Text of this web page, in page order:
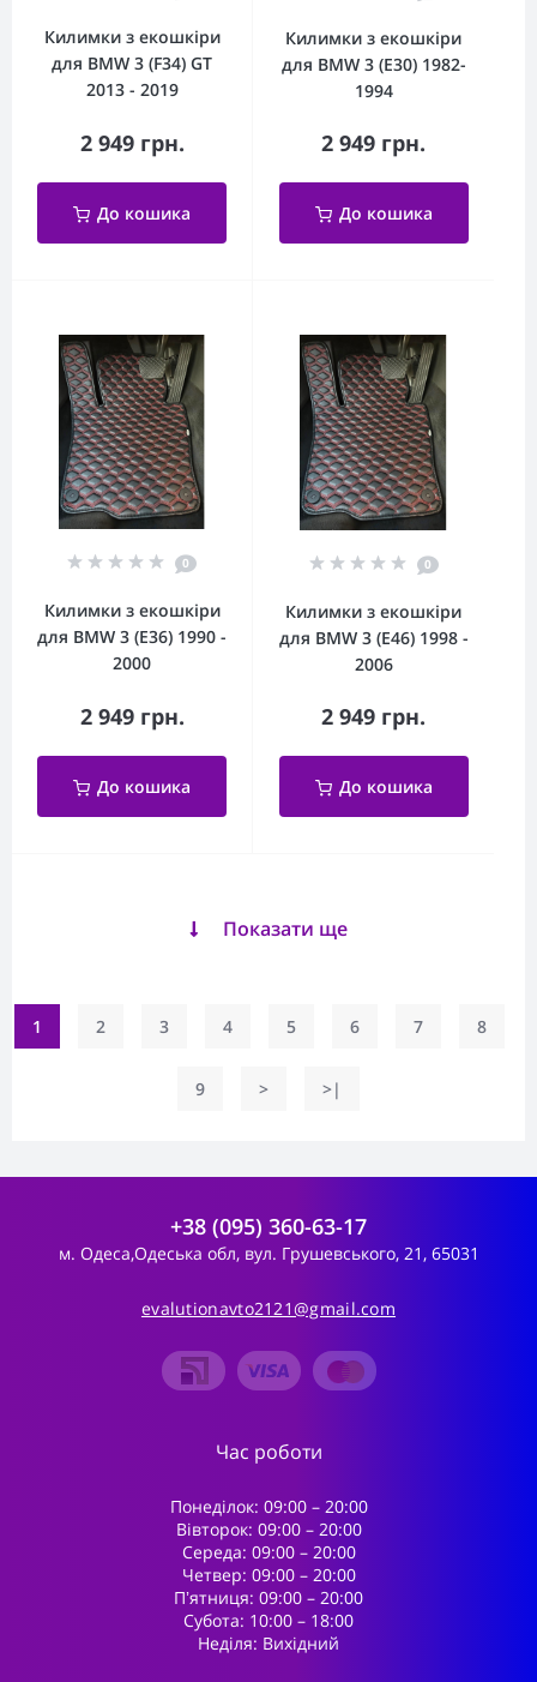
Килимки з екошкіри
для BMW 3 (F34) GT
2013 - 2019
2 949 грн.
До кошика
Килимки з екошкіри
для BMW 3 (Е30) 1982-
1994
2 949 грн.
До кошика
0
Килимки з екошкіри
для BMW 3 (Е36) 1990 -
2000
2 949 грн.
До кошика
0
Килимки з екошкіри
для BMW 3 (Е46) 1998 -
2006
2 949 грн.
До кошика
Показати ще
1 2 3 4 5 6 7 8
9 > >|
+38 (095) 360-63-17
м. Одеса,Одеська обл, вул. Грушевського, 21, 65031
evalutionavto2121@gmail.com
Час роботи
Понеділок: 09:00 – 20:00
Вівторок: 09:00 – 20:00
Середа: 09:00 – 20:00
Четвер: 09:00 – 20:00
Пʼятниця: 09:00 – 20:00
Субота: 10:00 – 18:00
Неділя: Вихідний